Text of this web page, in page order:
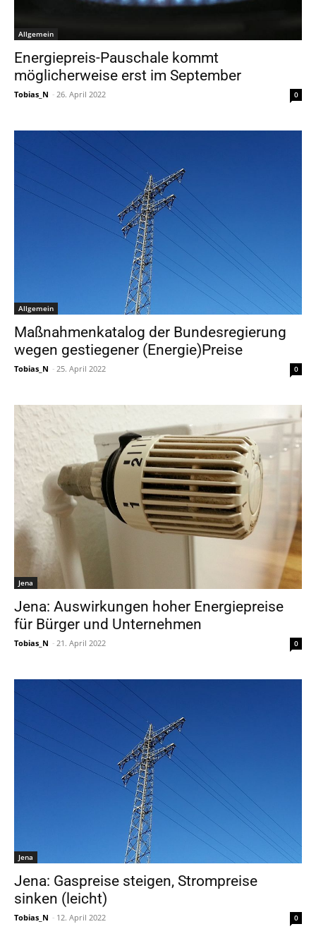
Allgemein
Energiepreis-Pauschale kommt
möglicherweise erst im September
Tobias_N - 26. April 2022 0
Allgemein
Maßnahmenkatalog der Bundesregierung
wegen gestiegener (Energie)Preise
Tobias_N - 25. April 2022 0
Jena
Jena: Auswirkungen hoher Energiepreise
für Bürger und Unternehmen
Tobias_N - 21. April 2022 0
Jena
Jena: Gaspreise steigen, Strompreise
sinken (leicht)
Tobias_N - 12. April 2022 0